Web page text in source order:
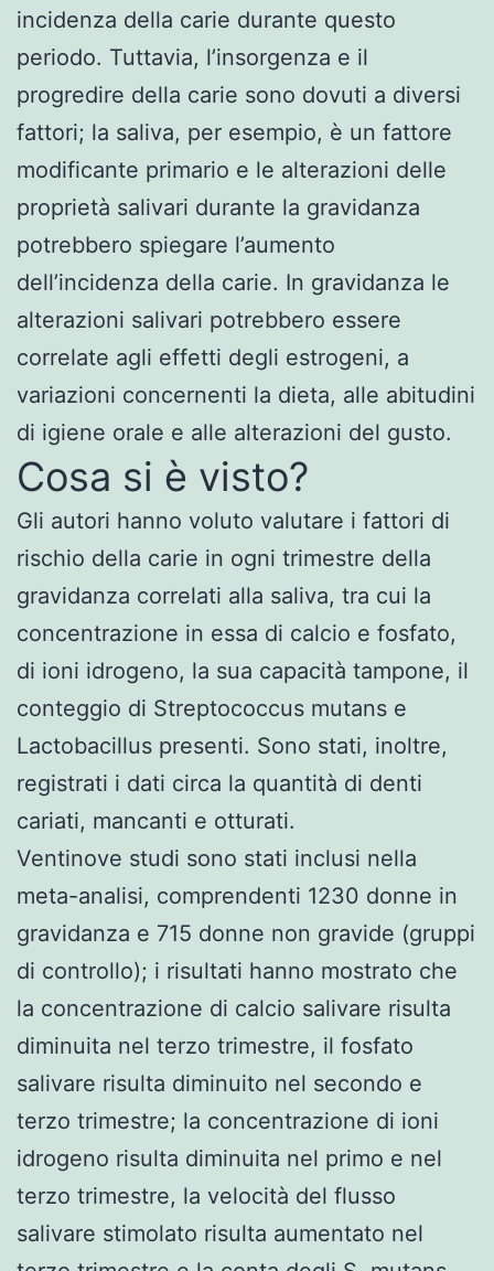
incidenza della carie durante questo
periodo. Tuttavia, l’insorgenza e il
progredire della carie sono dovuti a diversi
fattori; la saliva, per esempio, è un fattore
modificante primario e le alterazioni delle
proprietà salivari durante la gravidanza
potrebbero spiegare l’aumento
dell’incidenza della carie. In gravidanza le
alterazioni salivari potrebbero essere
correlate agli effetti degli estrogeni, a
variazioni concernenti la dieta, alle abitudini
di igiene orale e alle alterazioni del gusto.
Cosa si è visto?
Gli autori hanno voluto valutare i fattori di
rischio della carie in ogni trimestre della
gravidanza correlati alla saliva, tra cui la
concentrazione in essa di calcio e fosfato,
di ioni idrogeno, la sua capacità tampone, il
conteggio di Streptococcus mutans e
Lactobacillus presenti. Sono stati, inoltre,
registrati i dati circa la quantità di denti
cariati, mancanti e otturati.
Ventinove studi sono stati inclusi nella
meta-analisi, comprendenti 1230 donne in
gravidanza e 715 donne non gravide (gruppi
di controllo); i risultati hanno mostrato che
la concentrazione di calcio salivare risulta
diminuita nel terzo trimestre, il fosfato
salivare risulta diminuito nel secondo e
terzo trimestre; la concentrazione di ioni
idrogeno risulta diminuita nel primo e nel
terzo trimestre, la velocità del flusso
salivare stimolato risulta aumentato nel